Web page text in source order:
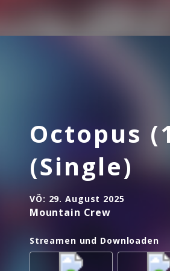
Octopus
(Single)
VÖ: 29. August 2025
Mountain Crew
Streamen und Downloaden